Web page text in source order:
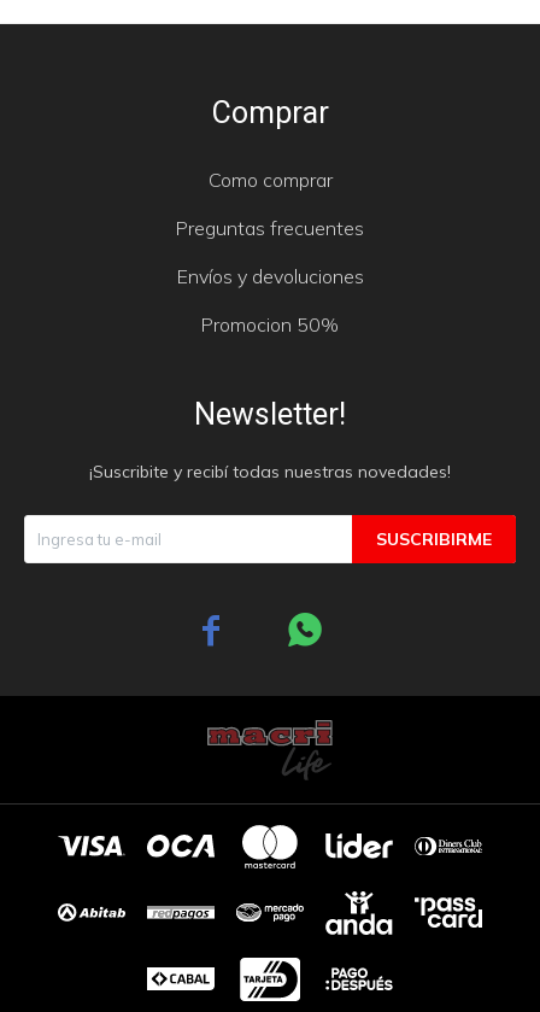
Comprar
Como comprar
Preguntas frecuentes
Envíos y devoluciones
Promocion 50%
Newsletter!
¡Suscribite y recibí todas nuestras novedades!
SUSCRIBIRME
 